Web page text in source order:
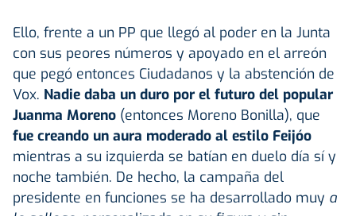
Ello, frente a un PP que llegó al poder en la Junta
con sus peores números y apoyado en el arreón
que pegó entonces Ciudadanos y la abstención de
Vox. Nadie daba un duro por el futuro del popular
Juanma Moreno (entonces Moreno Bonilla), que
fue creando un aura moderado al estilo Feijóo
mientras a su izquierda se batían en duelo día sí y
noche también. De hecho, la campaña del
presidente en funciones se ha desarrollado muy a